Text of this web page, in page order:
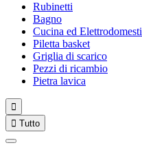
Rubinetti
Bagno
Cucina ed
Piletta basket
Griglia di scarico
Pezzi di ricambio
Pietra lavica

 Tutto